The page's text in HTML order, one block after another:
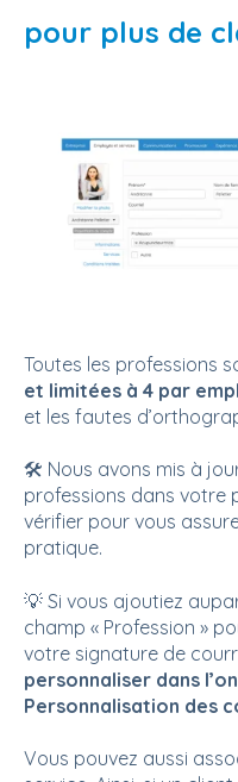
pour plus de
Toutes les professions
et limitées à 4 par
et les fautes
🛠️ Nous avons mis à
professions dans votre
vérifier pour vous
pratique.
💡 Si vous ajoutiez
champ « Profession »
votre signature de
personnaliser dans
Personnalisation des
Vous pouvez aussi